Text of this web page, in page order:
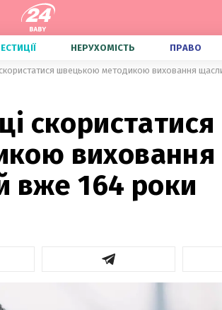
НЕРУХОМІСТЬ ПРАВО
скористатися
виховання
вже 164 роки